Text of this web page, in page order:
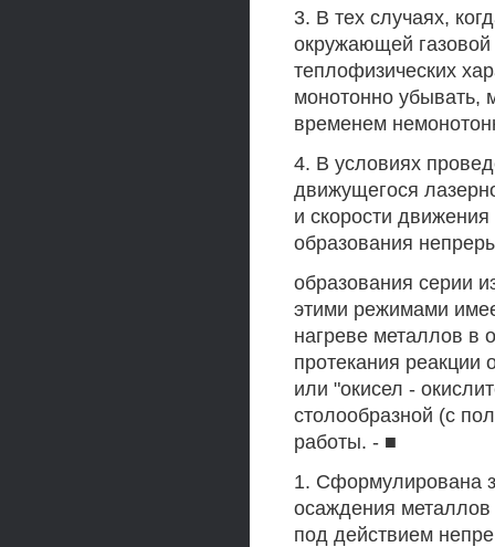
3. В тех случаях,
окружающей газовой
теплофизических
монотонно убывать,
временем
4. В условиях
движущегося
и скорости
образования
образования серии
этими режимами
нагреве металлов в
протекания реакции
или "окисел -
столообразной (с
работы. - ■
1. Сформулирована
осаждения металлов
под действием